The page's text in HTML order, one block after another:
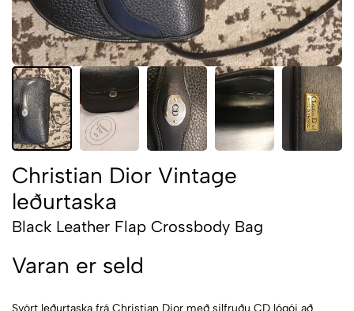
Christian Dior Vintage
leðurtaska
Black Leather Flap Crossbody Bag
Varan er seld
Svört leðurtaska frá Christian Dior með silfruðu CD lógói að